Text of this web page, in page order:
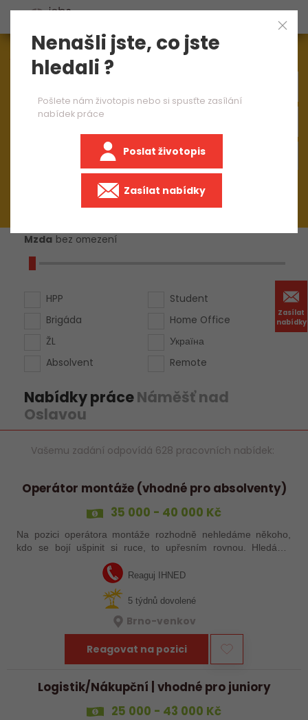
Zasílat
nabídky
Aktuálně1543nabídek práce
Mzda bez omezení
HPP
Brigáda
ŽL
Absolvent
Student
Home Office
Україна
Remote
Nabídky práceNáměšť nad
Oslavou
Vašemu zadání odpovídá 628 pracovních nabídek:
Operátor montáže (vhodné pro absolventy)
35 000 - 40 000 Kč
Na pozici operátora montáže rozhodně nehledáme někoho,
kdo se bojí ušpinit si ruce, to upřesním rovnou. Hledáme
člověka fyzicky zdatného, který ale dříve měří než řeže a
nezalekne se ani práce na…Reaguj IHNED
5 týdnů dovolené
Brno-venkov
Reagovat na pozici
Logistik/Nákupční | vhodné pro juniory
25 000 - 43 000 Kč
Nenašli jste, co jste
hledali ?
Pošlete nám životopis nebo si spusťte zasílání
nabídek práce
Poslat životopis
Zasílat nabídky